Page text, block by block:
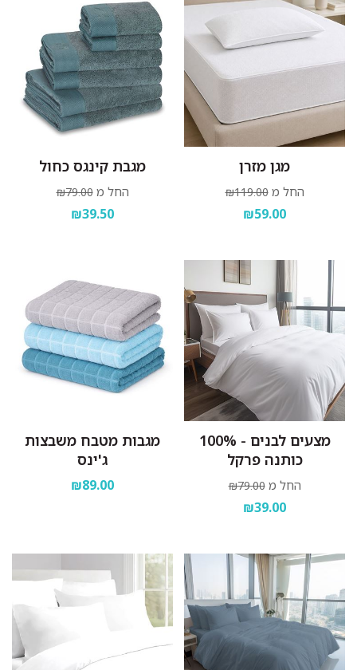
מגן מזרן
החל מ ₪119.00
₪59.00
מגבת קינגס כחול
החל מ ₪79.00
₪39.50
מצעים לבנים - 100%
כותנה פרקל
החל מ ₪79.00
₪39.00
מגבות מטבח משבצות
ג'ינס
₪89.00